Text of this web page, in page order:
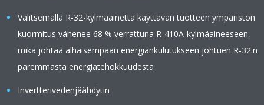
Valitsemalla R-32-kylmäainetta käyttävän tuotteen ympäristön
kuormitus vähenee 68 % verrattuna R-410A-kylmäaineeseen,
mikä johtaa alhaisempaan energiankulutukseen johtuen R-32:n
paremmasta energiatehokkuudesta
Invertterivedenjäähdytin